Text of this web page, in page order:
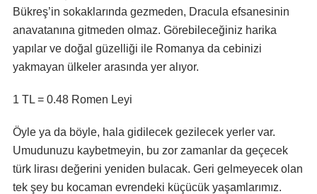
Bükreş’in sokaklarında gezmeden, Dracula efsanesinin
anavatanına gitmeden olmaz. Görebileceğiniz harika
yapılar ve doğal güzelliği ile Romanya da cebinizi
yakmayan ülkeler arasında yer alıyor.
1 TL = 0.48 Romen Leyi
Öyle ya da böyle, hala gidilecek gezilecek yerler var.
Umudunuzu kaybetmeyin, bu zor zamanlar da geçecek
türk lirası değerini yeniden bulacak. Geri gelmeyecek olan
tek şey bu kocaman evrendeki küçücük yaşamlarımız.